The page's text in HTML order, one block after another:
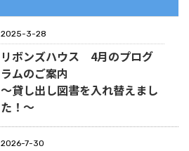
2025-3-28
リボンズハウス 4月のプログ
ラムのご案内
～貸し出し図書を入れ替えまし
た！～
2026-7-30